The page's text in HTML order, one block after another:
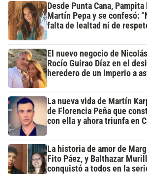
Desde Punta Cana,
Martín Pepa y se confesó:
falta de lealtad ni de
El nuevo negocio de
Rocío Guirao Díaz en el
heredero de un imperio a
La nueva vida de Martín
de Florencia Peña que
con ella y ahora triunfa en
La historia de amor de
Fito Páez, y Balthazar
conquistó a todos en la